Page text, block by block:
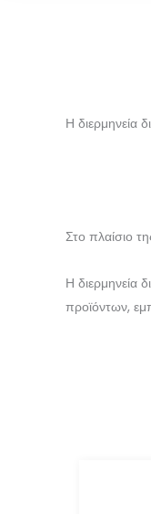
Η διερμηνεία
Στο πλαίσιο
Η διερμηνεία
προϊόντων,